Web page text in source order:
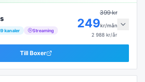
kanaler Streaming
399kr
249kr/mån
2 988 kr/år
Till Boxer